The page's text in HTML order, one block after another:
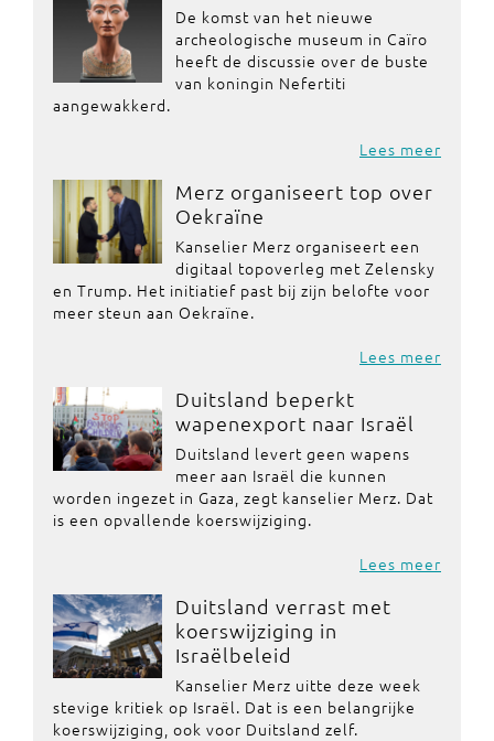
De komst van het nieuwe
archeologische museum in Caïro
heeft de discussie over de buste
van koningin Nefertiti
aangewakkerd.
Lees meer
Merz organiseert top over
Oekraïne
Kanselier Merz organiseert een
digitaal topoverleg met Zelensky
en Trump. Het initiatief past bij zijn belofte voor
meer steun aan Oekraïne.
Lees meer
Duitsland beperkt
wapenexport naar Israël
Duitsland levert geen wapens
meer aan Israël die kunnen
worden ingezet in Gaza, zegt kanselier Merz. Dat
is een opvallende koerswijziging.
Lees meer
Duitsland verrast met
koerswijziging in
Israëlbeleid
Kanselier Merz uitte deze week
stevige kritiek op Israël. Dat is een belangrijke
koerswijziging, ook voor Duitsland zelf.